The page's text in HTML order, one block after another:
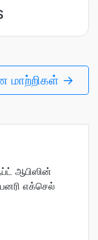
→
ஆபிஸின்
எக்செல்